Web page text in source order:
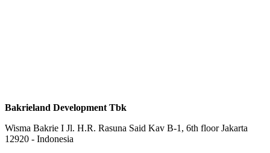
Bakrieland Development Tbk
Wisma Bakrie I Jl. H.R. Rasuna Said Kav B-1, 6th floor Jakarta
12920 - Indonesia